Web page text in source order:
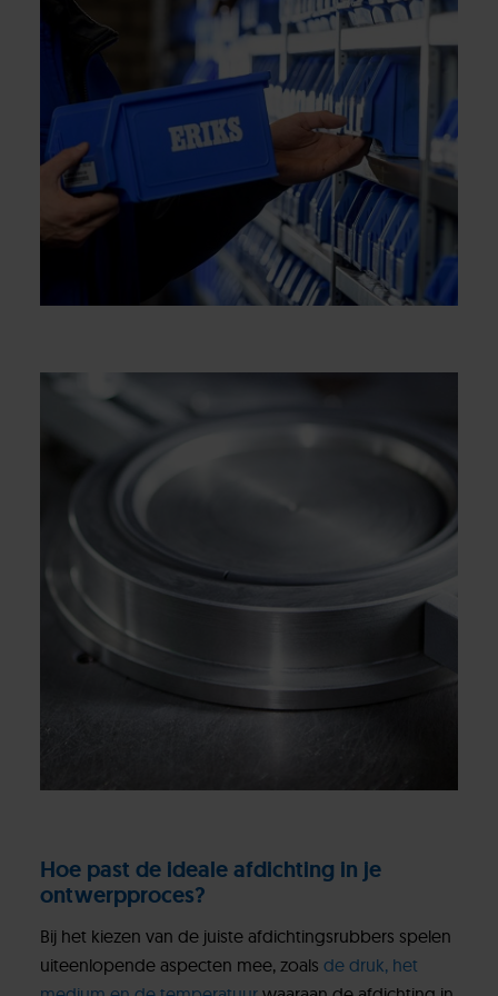
Hoe past de ideale afdichting in je
ontwerpproces?
Bij het kiezen van de juiste afdichtingsrubbers spelen
uiteenlopende aspecten mee, zoals de druk, het